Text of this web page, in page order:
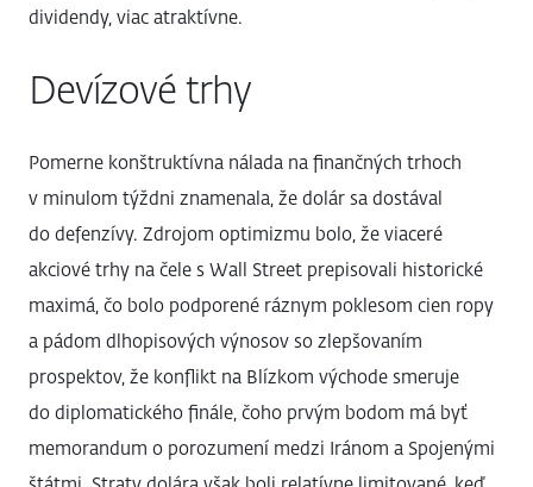
dividendy, viac atraktívne.
Devízové trhy
Pomerne konštruktívna nálada na finančných trhoch
v minulom týždni znamenala, že dolár sa dostával
do defenzívy. Zdrojom optimizmu bolo, že viaceré
akciové trhy na čele s Wall Street prepisovali historické
maximá, čo bolo podporené ráznym poklesom cien ropy
a pádom dlhopisových výnosov so zlepšovaním
prospektov, že konflikt na Blízkom východe smeruje
do diplomatického finále, čoho prvým bodom má byť
memorandum o porozumení medzi Iránom a Spojenými